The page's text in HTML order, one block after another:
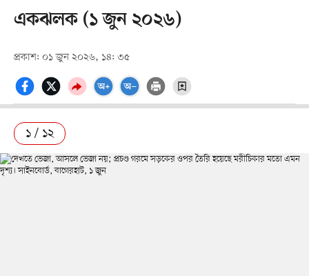
একঝলক (১ জুন ২০২৬)
প্রকাশ: ০১ জুন ২০২৬, ১৪: ৩৫
১ / ১২